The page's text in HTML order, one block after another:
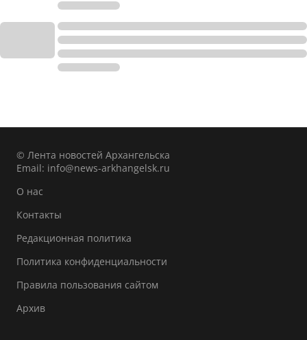
© Лента новостей Архангельска
Email: info@news-arkhangelsk.ru
О нас
Контакты
Редакционная политика
Политика конфиденциальности
Правила пользования сайтом
Архив